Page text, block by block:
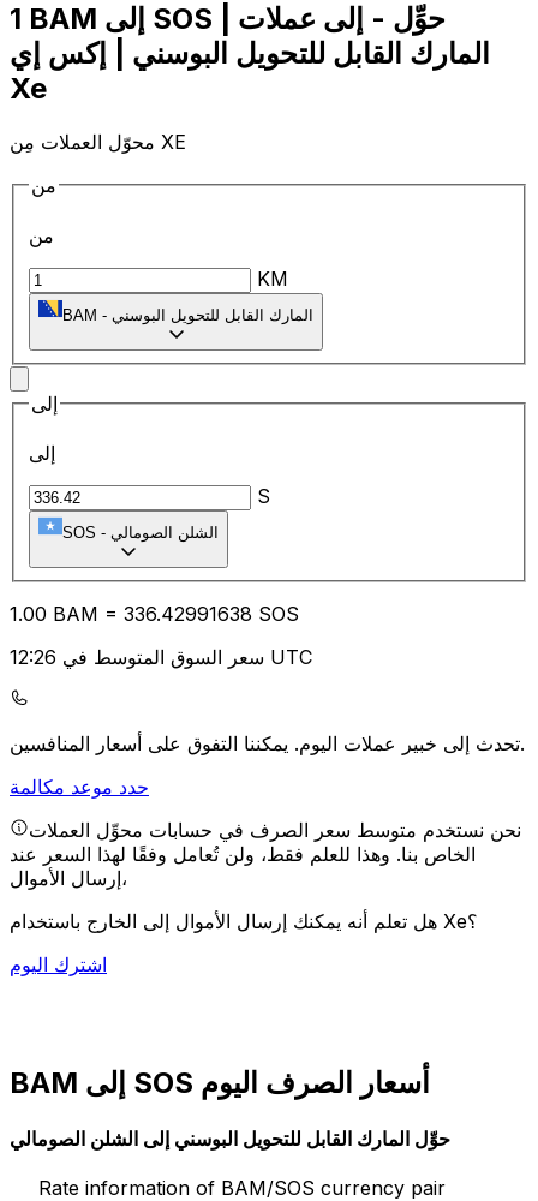
1 BAM إلى SOS | حوِّل - إلى عملات
المارك القابل للتحويل البوسني | إكس إي
Xe
محوّل العملات مِن XE
من
من
KM
BAM - المارك القابل للتحويل البوسني
إلى
إلى
S
SOS - الشلن الصومالي
1.00 BAM = 336.42991638 SOS
سعر السوق المتوسط في 12:26 UTC
تحدث إلى خبير عملات اليوم.يمكننا التفوق على أسعار المنافسين.
حدد موعد مكالمة
نحن نستخدم متوسط سعر الصرف في حسابات محوِّل العملات
الخاص بنا. وهذا للعلم فقط، ولن تُعامل وفقًا لهذا السعر عند
إرسال الأموال،
هل تعلم أنه يمكنك إرسال الأموال إلى الخارج باستخدام Xe؟
اشترك اليوم
BAM إلى SOS أسعار الصرف اليوم
حوِّل المارك القابل للتحويل البوسني إلى الشلن الصومالي
Rate information of BAM/SOS currency pair